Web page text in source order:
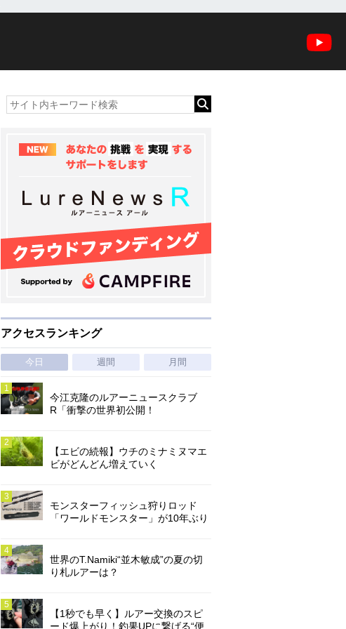
アクセスランキング
今日 週間 月間
今江克隆のルアーニュースクラブ
R「衝撃の世界初公開！
【エビの続報】ウチのミナミヌマエ
ビがどんどん増えていく
モンスターフィッシュ狩りロッド
「ワールドモンスター」が10年ぶり
世界のT.Namiki“並木敏成”の夏の切
り札ルアーは？
【1秒でも早く】ルアー交換のスピ
ード爆上がり！釣果UPに繋げる“便